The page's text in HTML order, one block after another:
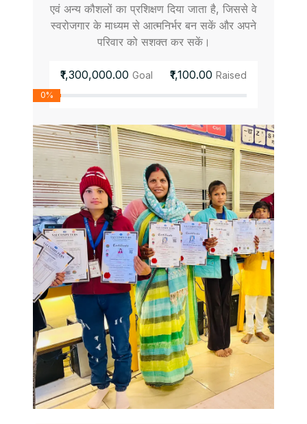
एवं अन्य कौशलों का प्रशिक्षण दिया जाता है, जिससे वे
स्वरोजगार के माध्यम से आत्मनिर्भर बन सकें और अपने
परिवार को सशक्त कर सकें।
₹1,300,000.00 Goal ₹1,100.00 Raised
0%